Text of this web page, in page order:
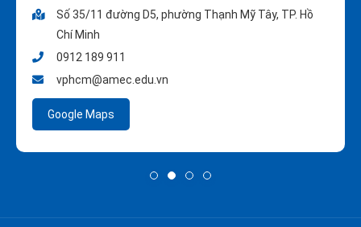
Số 35/11 đường D5, phường Thạnh Mỹ Tây, TP. Hồ
Chí Minh
0912 189 911
vphcm@amec.edu.vn
Google Maps